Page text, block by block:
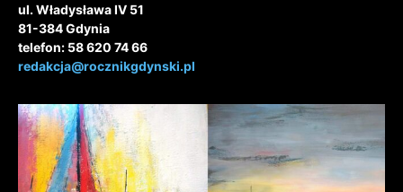
ul. Władysława IV 51
81-384 Gdynia
telefon: 58 620 74 66
redakcja@rocznikgdynski.pl